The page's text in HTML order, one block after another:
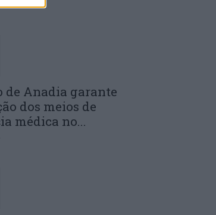
Anadia garante
dos meios de
médica no...